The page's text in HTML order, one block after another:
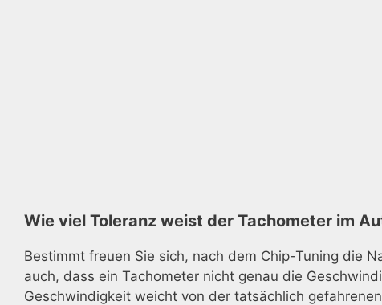
Wie viel Toleranz weist der Tachometer im
Bestimmt freuen Sie sich, nach dem Chip-Tuning die
auch, dass ein Tachometer nicht genau die
Geschwindigkeit weicht von der tatsächlich